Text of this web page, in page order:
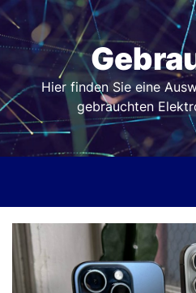
Skip
the
content
Hier finden Sie eine
gebrauchten